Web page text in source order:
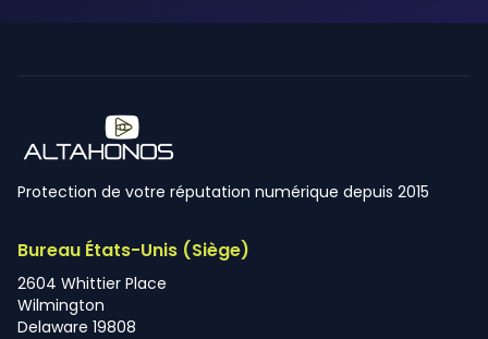
Protection de votre réputation numérique depuis 2015
Bureau États-Unis (Siège)
2604 Whittier Place
Wilmington
Delaware 19808